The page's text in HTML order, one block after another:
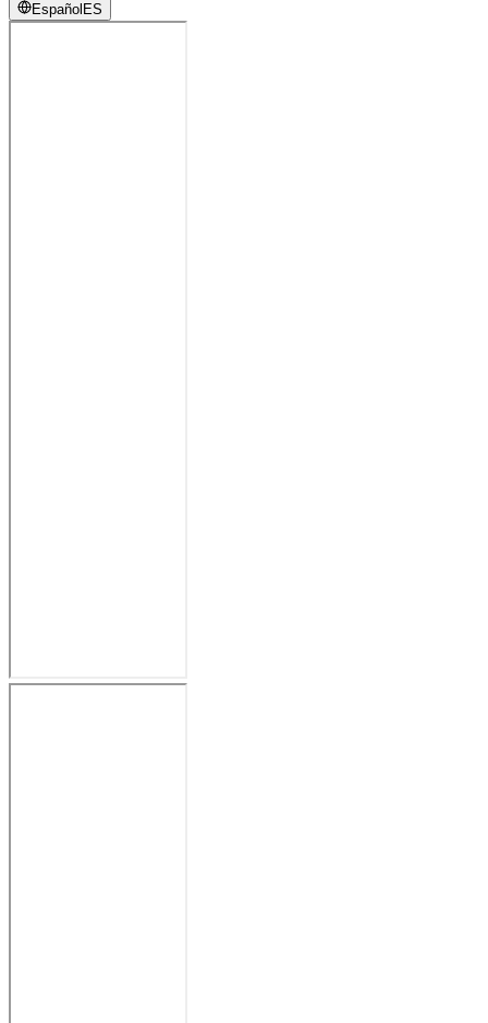
Español ES